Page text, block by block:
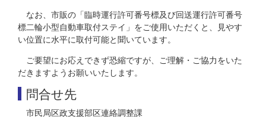
なお、市販の「臨時運行許可番号標及び回送運行許可番号
標二輪小型自動車取付ステイ」をご使用いただくと、見やす
い位置に水平に取付可能と聞いています。
ご要望にお応えできず恐縮ですが、ご理解・ご協力をいた
だきますようお願いいたします。
問合せ先
市民局区政支援部区連絡調整課